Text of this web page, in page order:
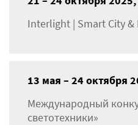
Interlight | Smart City &
13 мая – 24 октября
Международный
светотехники»